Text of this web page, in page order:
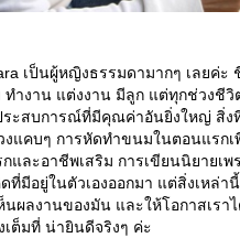
เป็นผู้หญิงธรรมดามากๆ เลยค่ะ
ทำงาน แต่งงาน มีลูก แต่ทุกช่วงชีวิ
ะสบการณ์ที่มีคุณค่าอันยิ่งใหญ่ สิ่ง
งแคบๆ การหัดทำขนมในตอนแรกเ
กและอาชีพเสริม การเขียนนิยายเพ
ที่มีอยู่ในตัวเองออกมา แต่สิ่งเหล่
นผลงานของมัน และให้โอกาสเรา
เต็มที่ น่ายินดีจริงๆ ค่ะ